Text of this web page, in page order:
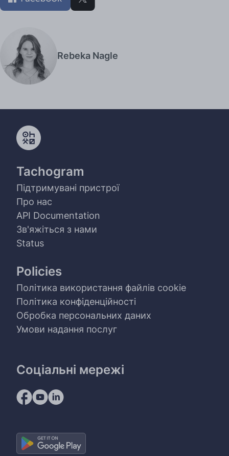
Rebeka Nagle
Tachogram
Підтримувані пристрої
Про нас
API Documentation
Зв'яжіться з нами
Status
Policies
Політика використання файлів cookie
Політика конфіденційності
Обробка персональних даних
Умови надання послуг
Соціальні мережі